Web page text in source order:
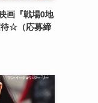
画『戦場0地
待☆（応募締